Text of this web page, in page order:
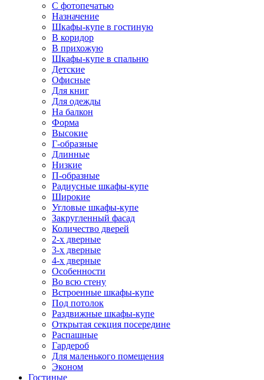
С фотопечатью
Назначение
Шкафы-купе в гостиную
В коридор
В прихожую
Шкафы-купе в спальню
Детские
Офисные
Для книг
Для одежды
На балкон
Форма
Высокие
Г-образные
Длинные
Низкие
П-образные
Радиусные шкафы-купе
Широкие
Угловые шкафы-купе
Закругленный фасад
Количество дверей
2-х дверные
3-х дверные
4-х дверные
Особенности
Во всю стену
Встроенные шкафы-купе
Под потолок
Раздвижные шкафы-купе
Открытая секция посередине
Распашные
Гардероб
Для маленького помещения
Эконом
Гостиные